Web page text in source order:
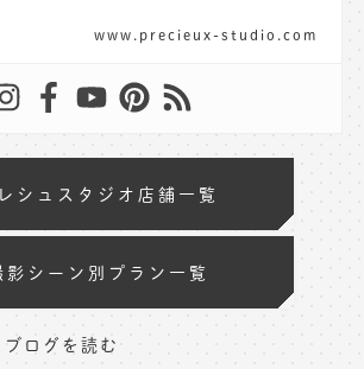
www.precieux-studio.com
シュスタジオ店舗一覧
影シーン別プラン一覧
ログを読む